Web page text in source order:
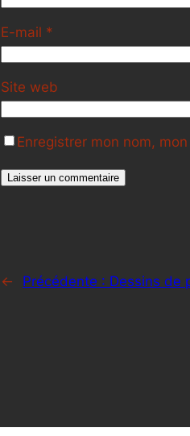
E-mail *
Site web
Enregistrer mon nom,
← Précédente : Dessins de